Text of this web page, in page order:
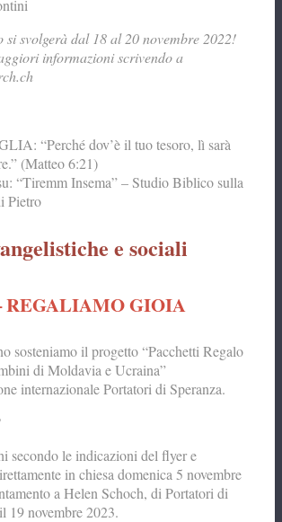
svolgerà dal 18 al 20 novembre 2022!
informazioni scrivendo a
“Perché dov’è il tuo tesoro, lì sarà
(Matteo 6:21)
“Tiremm Insema” – Studio Biblico sulla
Pietro
e sociali
REGALIAMO GIOIA
sosteniamo il progetto “Pacchetti Regalo
di Moldavia e Ucraina”
internazionale Portatori di Speranza.
secondo le indicazioni del flyer e
in chiesa domenica 5 novembre
a Helen Schoch, di Portatori di
19 novembre 2023.